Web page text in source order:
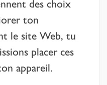
ton
le site Web, tu
placer ces
appareil.